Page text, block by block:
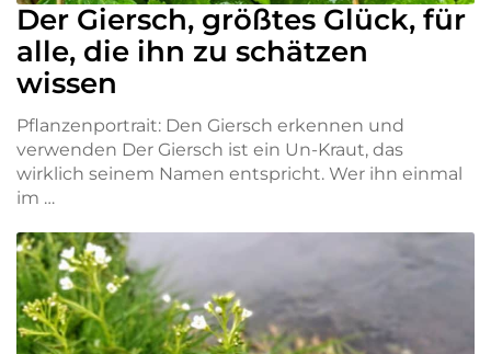
Der Giersch, größtes Glück, für
alle, die ihn zu schätzen
wissen
Pflanzenportrait: Den Giersch erkennen und
verwenden Der Giersch ist ein Un-Kraut, das
wirklich seinem Namen entspricht. Wer ihn einmal
im …